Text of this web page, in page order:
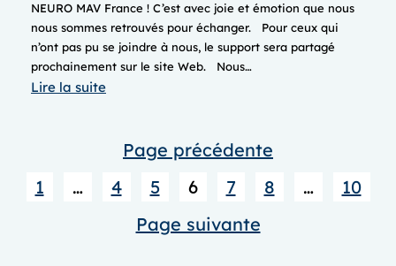
NEURO MAV France ! C’est avec joie et émotion que nous
nous sommes retrouvés pour échanger. Pour ceux qui
n’ont pas pu se joindre à nous, le support sera partagé
prochainement sur le site Web. Nous…
Lire la suite:
2024Page précédente
1
… 4 5 6 7 8 …
10
Page suivante